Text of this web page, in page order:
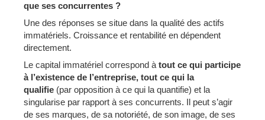
que ses concurrentes ?
Une des réponses se situe dans la qualité des actifs
immatériels. Croissance et rentabilité en dépendent
directement.
Le capital immatériel correspond à tout ce qui participe
à l’existence de l’entreprise, tout ce qui la
qualifie (par opposition à ce qui la quantifie) et la
singularise par rapport à ses concurrents. Il peut s’agir
de ses marques, de sa notoriété, de son image, de ses